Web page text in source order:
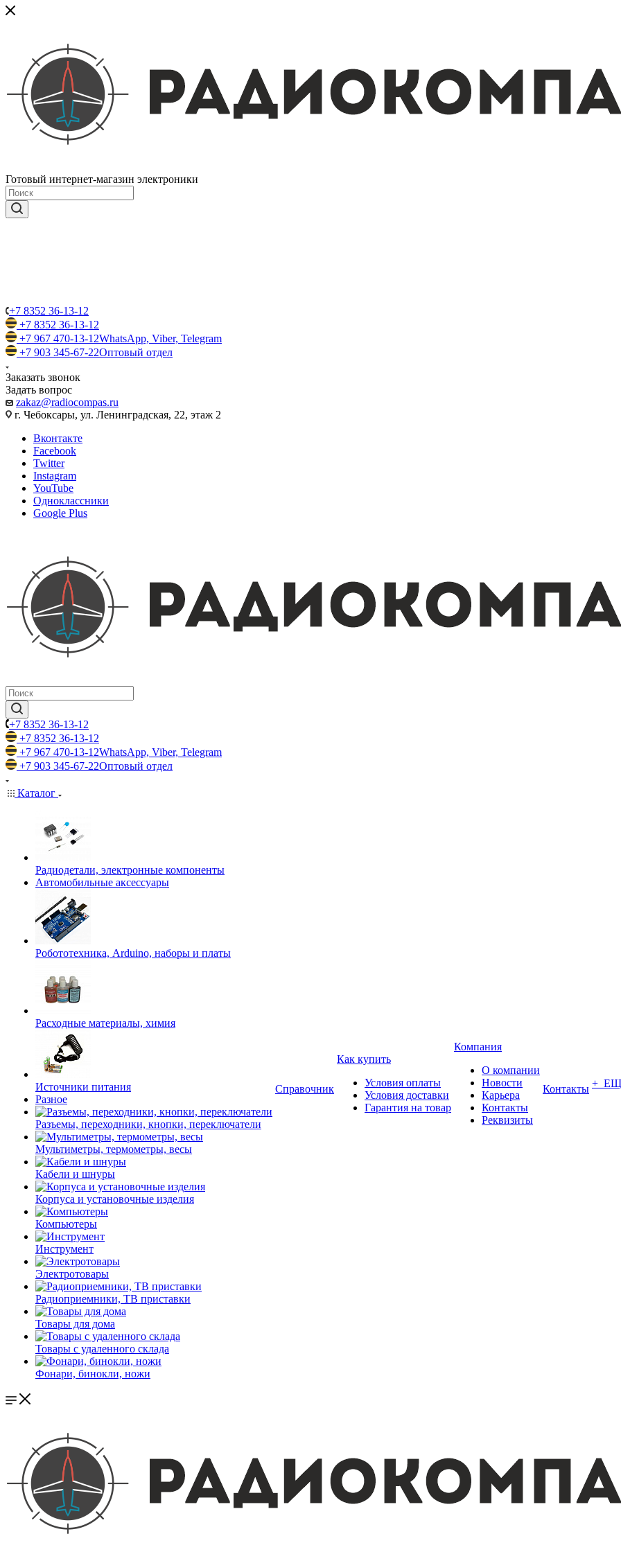
Готовый интернет-магазин электроники
+7 8352 36-13-12
+7 8352 36-13-12
+7 967 470-13-12WhatsApp, Viber, Telegram
+7 903 345-67-22Оптовый отдел
Заказать звонок
Задать вопрос
zakaz@radiocompas.ru
г. Чебоксары, ул. Ленинградская, 22, этаж 2
Вконтакте
Facebook
Twitter
Instagram
YouTube
Одноклассники
Google Plus
+7 8352 36-13-12
+7 8352 36-13-12
+7 967 470-13-12WhatsApp, Viber, Telegram
+7 903 345-67-22Оптовый отдел
Каталог
Радиодетали, электронные компоненты
Автомобильные аксессуары
Робототехника, Arduino, наборы и платы
Расходные материалы, химия
Источники питания
Разное
Разъемы, переходники, кнопки, переключатели
Мультиметры, термометры, весы
Кабели и шнуры
Корпуса и установочные изделия
Компьютеры
Инструмент
Электротовары
Радиоприемники, ТВ приставки
Товары для дома
Товары с удаленного склада
Фонари, бинокли, ножи
Справочник
Как купить
Условия оплаты
Условия доставки
Гарантия на товар
Компания
О компании
Новости
Карьера
Контакты
Реквизиты
Контакты +